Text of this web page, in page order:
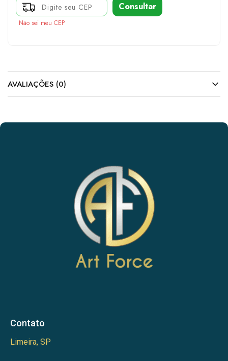
Consultar
Não sei meu CEP
AVALIAÇÕES (0)
Contato
Limeira, SP